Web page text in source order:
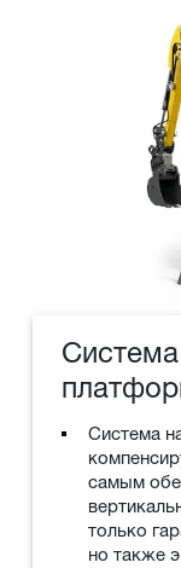
Система
самым
только
но также